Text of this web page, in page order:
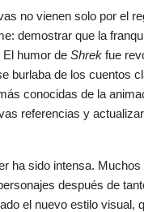
no vienen solo por el
demostrar que la
El humor de Shrek fue
burlaba de los cuentos
conocidas de la
referencias y
ha sido intensa.
después de
el nuevo estilo visual,